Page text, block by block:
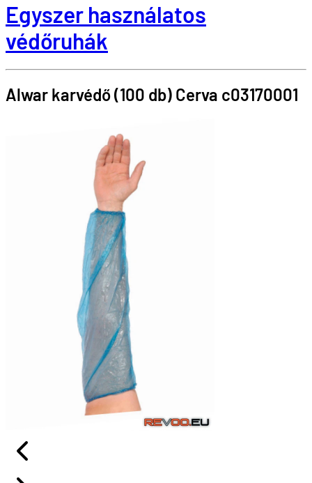
Egyszer használatos
védőruhák
Alwar karvédő (100 db) Cerva c03170001